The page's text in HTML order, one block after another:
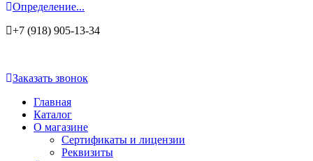
Определение...
+7 (918) 905-13-34
Заказать звонок
Главная
Каталог
О магазине
Сертификаты и лицензии
Реквизиты